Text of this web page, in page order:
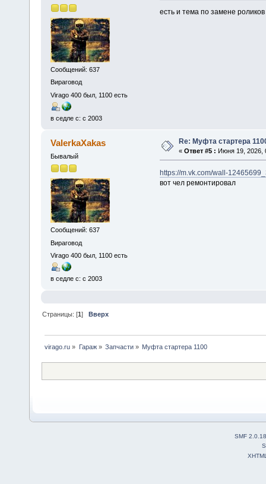
Сообщений: 637
Вираговод
Virago 400 был, 1100 есть
в седле с: с 2003
есть и тема по замене роликов
ValerkaXakas
Бывалый
Сообщений: 637
Вираговод
Virago 400 был, 1100 есть
в седле с: с 2003
Re: Муфта стартера
« Ответ #5 : Июня 19, 2026,
https://m.vk.com/wall-
вот чел ремонтировал
Страницы: [1]Вверх
virago.ru » Гараж» Запчасти» Муфта стартера 1100
SMF 2.0.18